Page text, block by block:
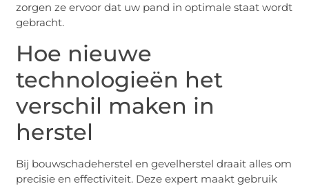
zorgen ze ervoor dat uw pand in optimale staat wordt
gebracht.
Hoe nieuwe
technologieën het
verschil maken in
herstel
Bij bouwschadeherstel en gevelherstel draait alles om
precisie en effectiviteit. Deze expert maakt gebruik